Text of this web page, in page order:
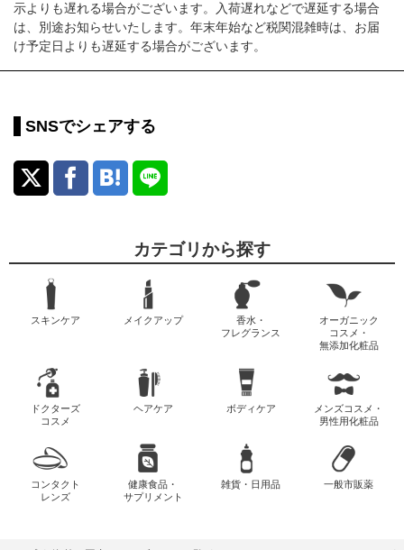
示よりも遅れる場合がございます。入荷遅れなどで遅延する場合
は、別途お知らせいたします。年末年始など税関混雑時は、お届
け予定日よりも遅延する場合がございます。
SNSでシェアする
カテゴリから探す
スキンケア メイクアップ
香水・
フレグランス
オーガニック
コスメ・
無添加化粧品
ドクターズ
コスメ
ヘアケア ボディケア
メンズコスメ・
男性用化粧品
コンタクト
レンズ
健康食品・
サプリメント
雑貨・日用品 一般市販薬